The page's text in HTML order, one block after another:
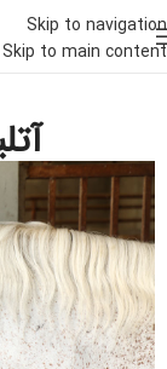
Skip to navigation
Skip to main content